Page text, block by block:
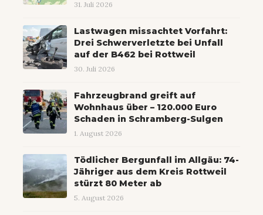
31. Juli 2026
Lastwagen missachtet Vorfahrt:
Drei Schwerverletzte bei Unfall
auf der B462 bei Rottweil
30. Juli 2026
Fahrzeugbrand greift auf
Wohnhaus über – 120.000 Euro
Schaden in Schramberg-Sulgen
1. August 2026
Tödlicher Bergunfall im Allgäu: 74-
Jähriger aus dem Kreis Rottweil
stürzt 80 Meter ab
5. August 2026